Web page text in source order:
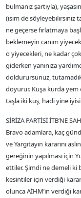
bulmanız şartıyla),
(isim de söyleyebilirsiniz
ne geçerse fırlatmaya
beklemeyin canım
o yiyecekleri, ne kadar çok
giderken yanınıza
doldurursunuz,
doyurur. Kuşa kurda yem
taşla iki kuş, hadi yine
SİRİZA PARTİSİ İTB’NE
Bravo adamlara, kaç
ve Yargıtayın kararını
gereğinin yapılması için
ettiler. Şimdi ne demeli ki
kesintiler için verdiği
olunca AİHM’in verdiği